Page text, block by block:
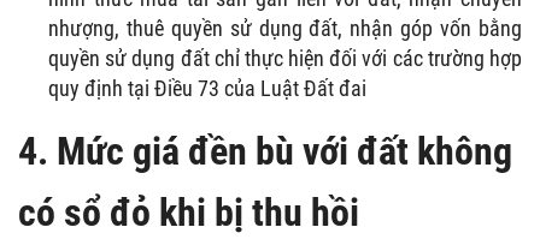
nhượng, thuê quyền sử dụng đất, nhận góp vốn bằng
quyền sử dụng đất chỉ thực hiện đối với các trường hợp
quy định tại Điều 73 của Luật Đất đai
4. Mức giá đền bù với đất không
có sổ đỏ khi bị thu hồi